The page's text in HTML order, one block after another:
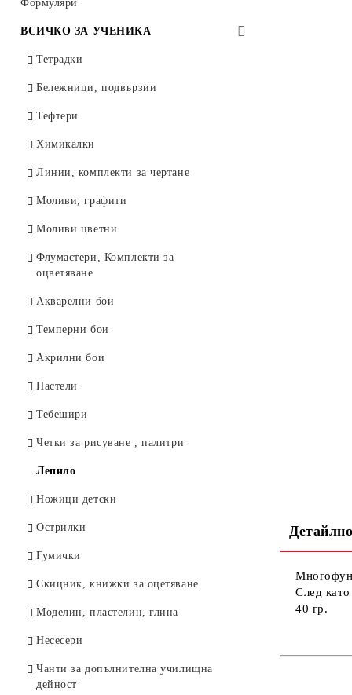
Колекция Rainbow Class
Луксозна серия EXACTIVE
Острилки
Линии, комплекти за чертане
Гумички
Тубуси
Пергели
Формуляри
ВСИЧКО ЗА УЧЕНИКА
Тетрадки
Бележници, подвързии
Тефтери
Химикалки
Линии, комплекти за чертане
Моливи, графити
Моливи цветни
Флумастери, Комплекти за
оцветяване
Акварелни бои
Темперни бои
Акрилни бои
Пастели
Тебешири
Четки за рисуване , палитри
Лепило
Ножици детски
Острилки
Гумички
Скицник, книжки за оцетяване
Моделин, пластелин, глина
Несесери
Чанти за допълнителна училищна
дейност
След
40 гр.